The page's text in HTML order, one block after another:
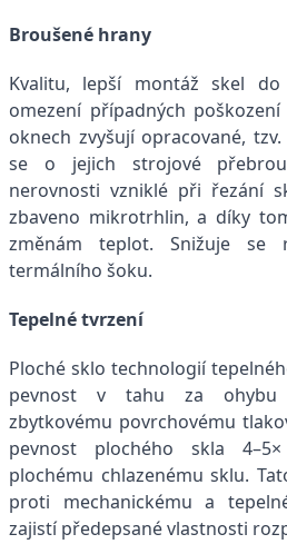
Broušené hrany
Kvalitu, lepší montáž skel
omezení případných
oknech zvyšují opracované,
se o jejich strojové
nerovnosti vzniklé při řezání
zbaveno mikrotrhlin, a díky
změnám teplot. Snižuje se
termálního šoku.
Tepelné tvrzení
Ploché sklo technologií
pevnost v tahu za ohybu
zbytkovému povrchovému
pevnost plochého skla
plochému chlazenému sklu.
proti mechanickému a
zajistí předepsané vlastnosti